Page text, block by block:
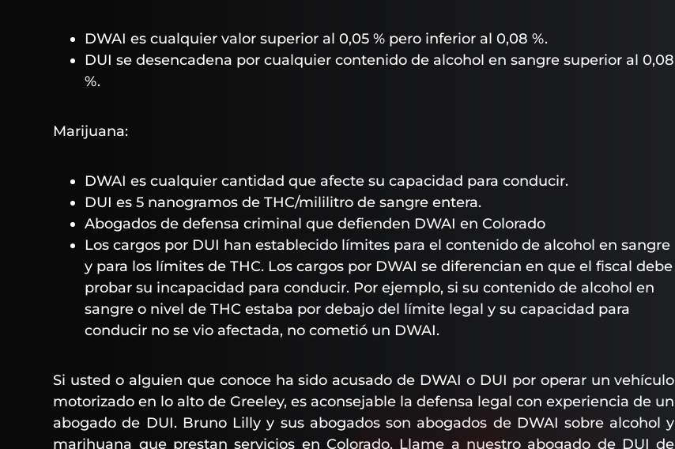
DWAI es cualquier valor superior al 0,05 % pero inferior al 0,08 %.
DUI se desencadena por cualquier contenido de alcohol en sangre superior al 0,08
%.
Marijuana:
DWAI es cualquier cantidad que afecte su capacidad para conducir.
DUI es 5 nanogramos de THC/mililitro de sangre entera.
Abogados de defensa criminal que defienden DWAI en Colorado
Los cargos por DUI han establecido límites para el contenido de alcohol en sangre
y para los límites de THC. Los cargos por DWAI se diferencian en que el fiscal debe
probar su incapacidad para conducir. Por ejemplo, si su contenido de alcohol en
sangre o nivel de THC estaba por debajo del límite legal y su capacidad para
conducir no se vio afectada, no cometió un DWAI.
Si usted o alguien que conoce ha sido acusado de DWAI o DUI por operar un vehículo
motorizado en lo alto de Greeley, es aconsejable la defensa legal con experiencia de un
abogado de DUI. Bruno Lilly y sus abogados son abogados de DWAI sobre alcohol y
marihuana que prestan servicios en Colorado. Llame a nuestro abogado de DUI de